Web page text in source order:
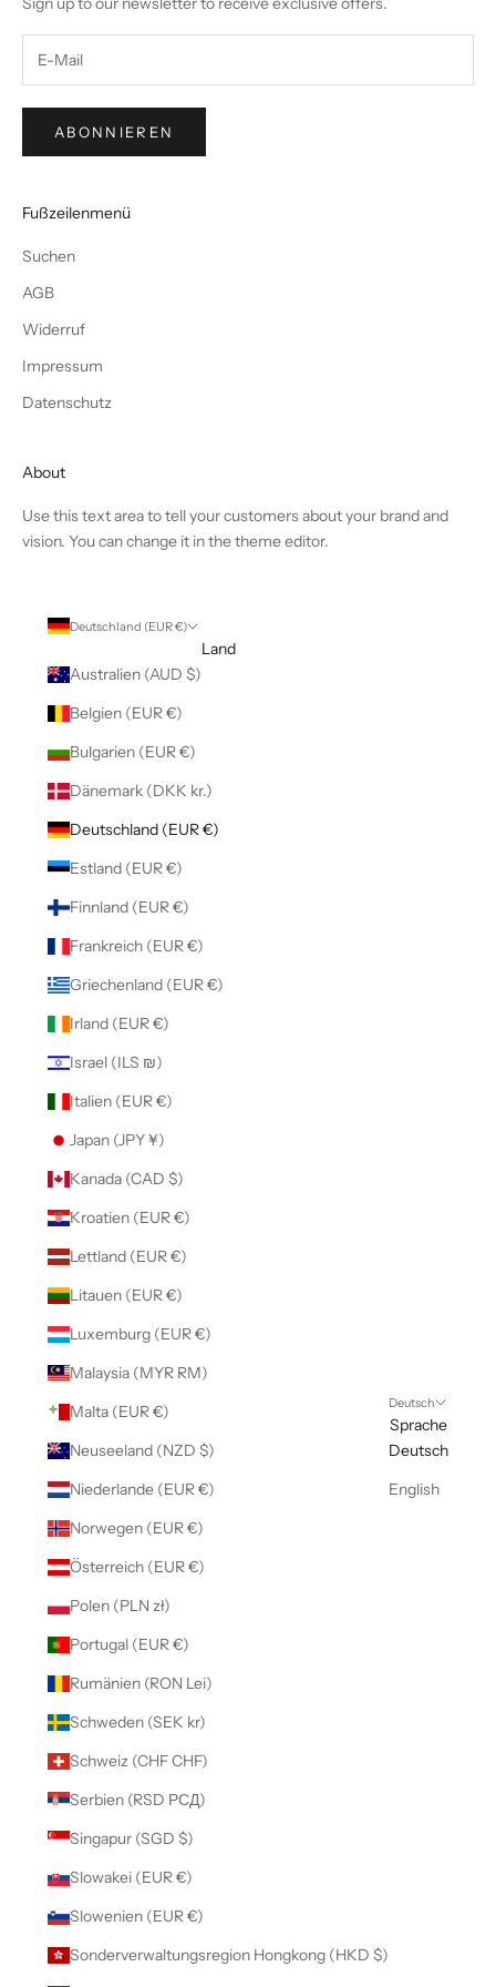
ABONNIEREN
Fußzeilenmenü
Suchen
AGB
Widerruf
Impressum
Datenschutz
About
Use this text area to tell your customers about your brand and
vision. You can change it in the theme editor.
Deutschland (EUR €)
Land
Australien (AUD $)
Belgien (EUR €)
Bulgarien (EUR €)
Dänemark (DKK kr.)
Deutschland (EUR €)
Estland (EUR €)
Finnland (EUR €)
Frankreich (EUR €)
Griechenland (EUR €)
Irland (EUR €)
Israel (ILS ₪)
Italien (EUR €)
Japan (JPY ¥)
Kanada (CAD $)
Kroatien (EUR €)
Lettland (EUR €)
Litauen (EUR €)
Luxemburg (EUR €)
Malaysia (MYR RM)
Malta (EUR €)
Neuseeland (NZD $)
Niederlande (EUR €)
Norwegen (EUR €)
Österreich (EUR €)
Polen (PLN zł)
Portugal (EUR €)
Rumänien (RON Lei)
Schweden (SEK kr)
Schweiz (CHF CHF)
Serbien (RSD РСД)
Singapur (SGD $)
Slowakei (EUR €)
Slowenien (EUR €)
Sonderverwaltungsregion Hongkong (HKD $)
Deutsch
Sprache
Deutsch
English